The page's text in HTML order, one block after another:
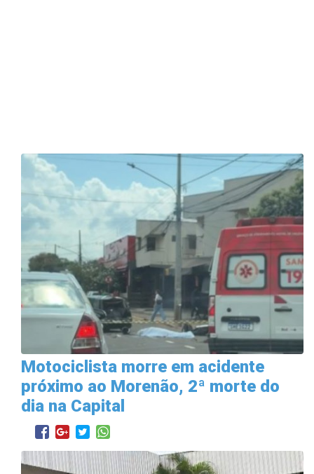
Motociclista morre em acidente
próximo ao Morenão, 2ª morte do
dia na Capital